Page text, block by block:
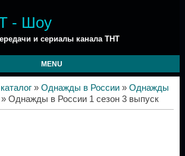
- Шоу
и сериалы канала ТНТ
MENU
» Однажды в России» Однажды
Однажды в России 1 сезон 3 выпуск